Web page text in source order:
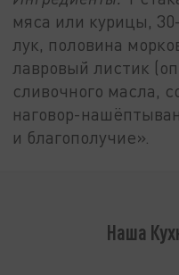
мяса или курицы,
лук, половина
лавровый листик
сливочного масла,
наговор-
и благополучие».
Наша